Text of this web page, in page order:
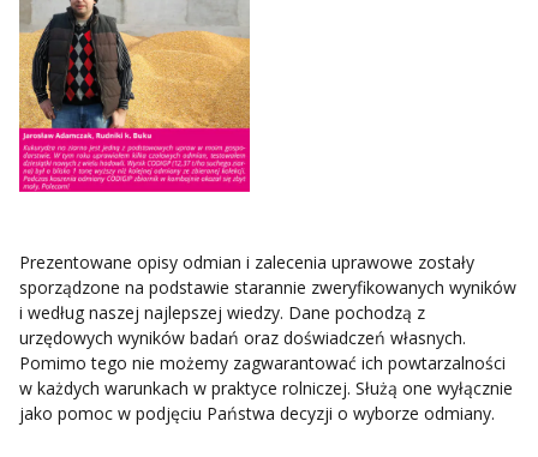
Prezentowane opisy odmian i zalecenia uprawowe zostały
sporządzone na podstawie starannie zweryfikowanych wyników
i według naszej najlepszej wiedzy. Dane pochodzą z
urzędowych wyników badań oraz doświadczeń własnych.
Pomimo tego nie możemy zagwarantować ich powtarzalności
w każdych warunkach w praktyce rolniczej. Służą one wyłącznie
jako pomoc w podjęciu Państwa decyzji o wyborze odmiany.